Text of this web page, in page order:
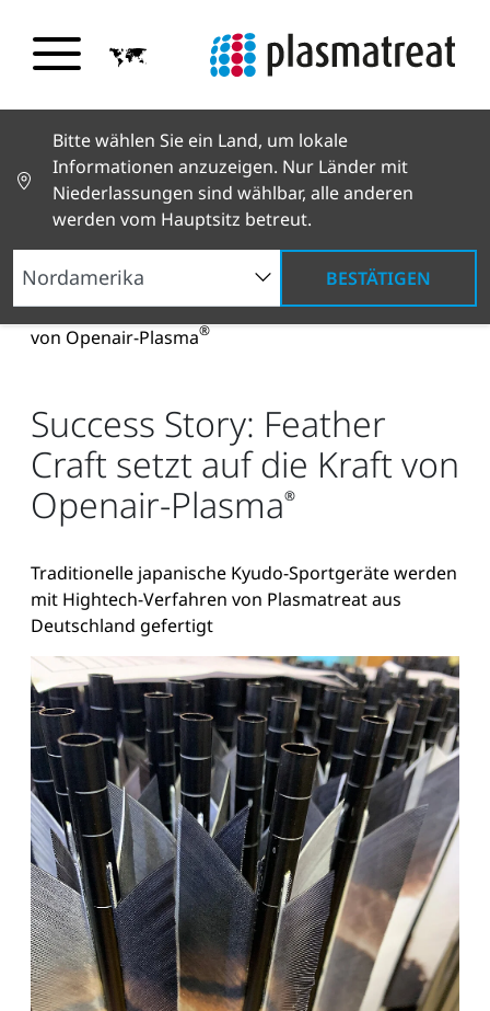
Bitte wählen Sie ein Land, um lokale
Informationen anzuzeigen. Nur Länder mit
Niederlassungen sind wählbar, alle anderen
werden vom Hauptsitz betreut.
BESTÄTIGEN
Neuigkeiten und Geschichten
News und Presse
Success Story: Feather Craft setzt auf die Kraft
von Openair-Plasma®
Success Story: Feather
Craft setzt auf die Kraft von
Openair-Plasma®
Traditionelle japanische Kyudo-Sportgeräte werden
mit Hightech-Verfahren von Plasmatreat aus
Deutschland gefertigt